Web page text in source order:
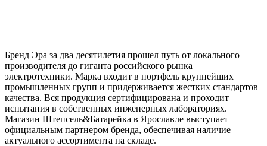
Бренд Эра за два десятилетия прошел путь от локального
производителя до гиганта российского рынка
электротехники. Марка входит в портфель крупнейших
промышленных групп и придерживается жестких стандартов
качества. Вся продукция сертифицирована и проходит
испытания в собственных инженерных лабораториях.
Магазин Штепсель&Батарейка в Ярославле выступает
официальным партнером бренда, обеспечивая наличие
актуального ассортимента на складе.